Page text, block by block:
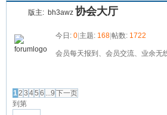
版主: bh3awz 协会大厅
今日: 0|主题: 168|帖数: 1722
会员每天报到、会员交流、业余无
12 3 45 6 ...9 下一页
到第